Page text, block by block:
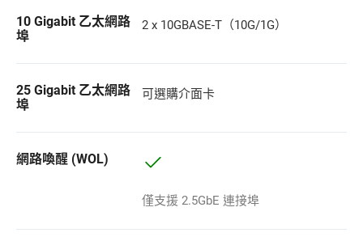
10 Gigabit 乙太網路
埠
2 x 10GBASE-T（10G/1G）
25 Gigabit 乙太網路
埠
可選購介面卡
網路喚醒 (WOL)
僅支援 2.5GbE 連接埠